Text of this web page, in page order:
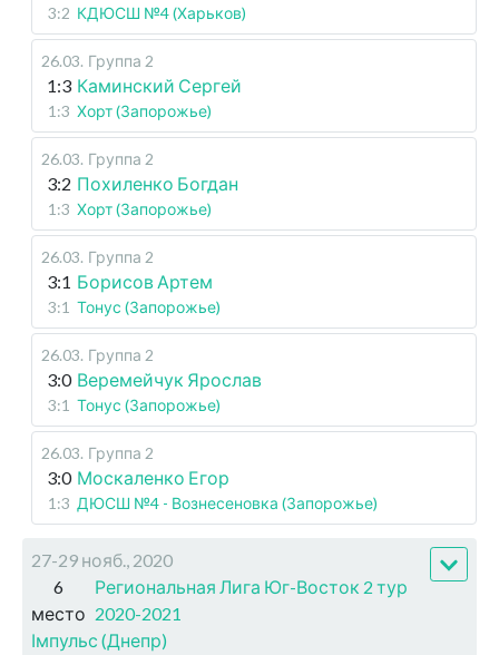
3:2 КДЮСШ №4 (Харьков)
26.03. Группа 2
1:3 Каминский Сергей
1:3 Хорт (Запорожье)
26.03. Группа 2
3:2 Похиленко Богдан
1:3 Хорт (Запорожье)
26.03. Группа 2
3:1 Борисов Артем
3:1 Тонус (Запорожье)
26.03. Группа 2
3:0 Веремейчук Ярослав
3:1 Тонус (Запорожье)
26.03. Группа 2
3:0 Москаленко Егор
1:3 ДЮСШ №4 - Вознесеновка (Запорожье)
27-29 нояб., 2020
6
место
Региональная Лига Юг-Восток 2 тур
2020-2021
Імпульс (Днепр)